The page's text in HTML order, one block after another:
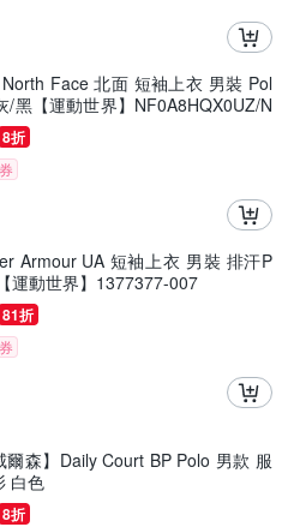
Face 北面 短袖上衣 男裝 Pol
/黑【運動世界】NF0A8HQX0UZ/N
8折
券
Armour UA 短袖上衣 男裝 排汗P
運動世界】1377377-007
81折
券
爾森】Daily Court BP Polo 男款 服
白色
8折